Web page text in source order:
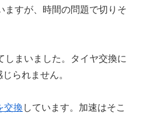
ますが、時間の問題で切りそ
しまいました。タイヤ交換に
られません。
交換 しています。加速はそこ